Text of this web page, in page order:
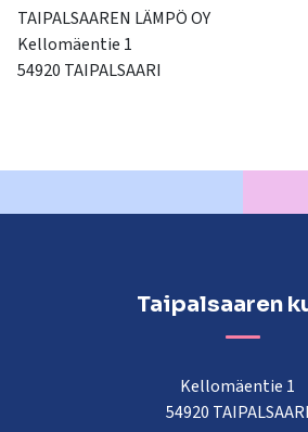
TAIPALSAAREN LÄMPÖ OY
Kellomäentie 1
54920 TAIPALSAARI
Taipalsaaren
Kellomäentie 1
54920 TAIPALSAARI